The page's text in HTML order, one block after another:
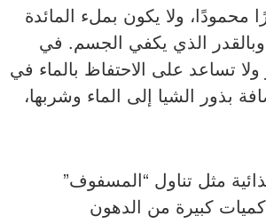
محمودًا، ولا يكون بملء المائدة
الذي يكفي الجسم. في
تساعد على الاحتفاظ بالماء في
بذور الشيا إلى الماء وشربها،
مثل تناول “المسفوف”
كبيرة من الدهون